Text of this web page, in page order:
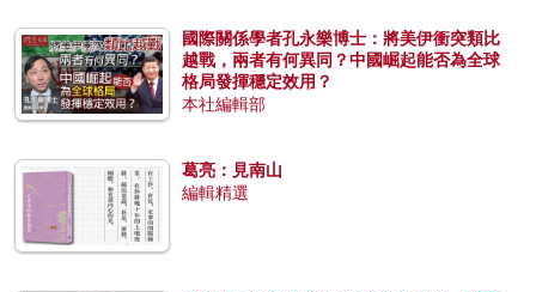
國際關係學者孔永樂博士：將美伊衝突類比
越戰，兩者有何異同？中國崛起能否為全球
格局發揮穩定效用？
本社編輯部
葛亮：見南山
編輯精選